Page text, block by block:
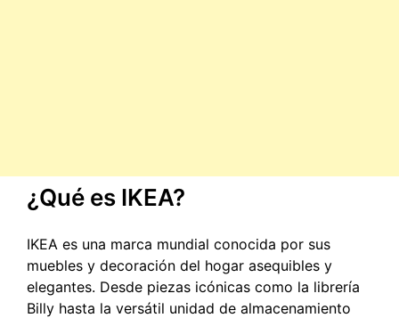
¿Qué es IKEA?
IKEA es una marca mundial conocida por sus
muebles y decoración del hogar asequibles y
elegantes. Desde piezas icónicas como la librería
Billy hasta la versátil unidad de almacenamiento